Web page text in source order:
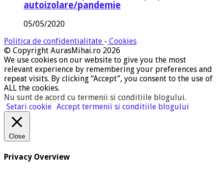
autoizolare/pandemie
05/05/2020
Politica de confidentialitate - Cookies
© Copyright AurasMihai.ro 2026
We use cookies on our website to give you the most
relevant experience by remembering your preferences and
repeat visits. By clicking “Accept”, you consent to the use of
ALL the cookies.
Nu sunt de acord cu termenii si conditiile blogului.
Setari cookie Accept termenii si conditiile blogului
Close
Privacy Overview